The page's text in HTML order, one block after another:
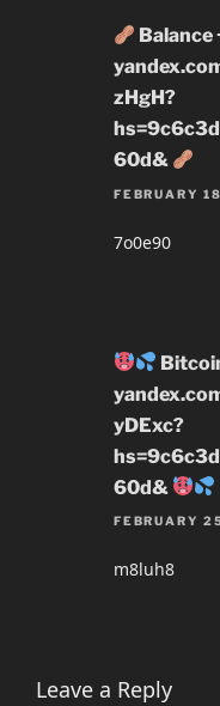
Balance
zHgH?
60d&
FEBRUARY
7o0e90
yDExc?
60d&
FEBRUARY
m8luh8
Leave a Reply